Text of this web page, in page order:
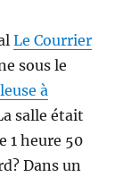
Le Courrier
sous le
à
salle était
1 heure 50
Dans un